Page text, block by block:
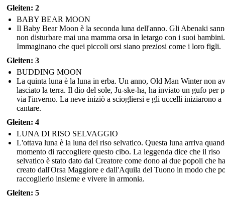
Gleiten: 2
BABY BEAR MOON
Il Baby Bear Moon è la seconda luna dell'anno. Gli Abenaki
non disturbare mai una mamma orsa in letargo con i suoi bambini.
Immaginano che quei piccoli orsi siano preziosi come i loro figli.
Gleiten: 3
BUDDING MOON
La quinta luna è la luna in erba. Un anno, Old Man Winter non
lasciato la terra. Il dio del sole, Ju-ske-ha, ha inviato un gufo per
via l'inverno. La neve iniziò a sciogliersi e gli uccelli iniziarono a
cantare.
Gleiten: 4
LUNA DI RISO SELVAGGIO
L'ottava luna è la luna del riso selvatico. Questa luna arriva
momento di raccogliere questo cibo. La leggenda dice che il riso
selvatico è stato dato dal Creatore come dono ai due popoli che ha
creato dall'Orsa Maggiore e dall'Aquila del Tuono in modo che
raccoglierlo insieme e vivere in armonia.
Gleiten: 5